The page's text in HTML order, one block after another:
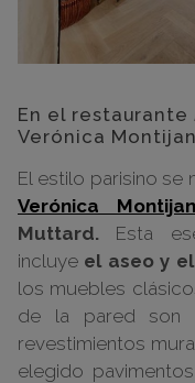
En el restaurante
Verónica
El estilo parisino se
Verónica
Muttard. Esta
incluye el aseo y
los muebles
de la pared son
revestimientos
elegido